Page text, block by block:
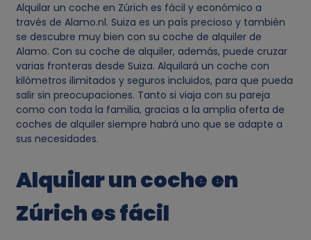
Alquilar un coche en Zúrich es fácil y económico a
través de Alamo.nl. Suiza es un país precioso y también
se descubre muy bien con su coche de alquiler de
Alamo. Con su coche de alquiler, además, puede cruzar
varias fronteras desde Suiza. Alquilará un coche con
kilómetros ilimitados y seguros incluidos, para que pueda
salir sin preocupaciones. Tanto si viaja con su pareja
como con toda la familia, gracias a la amplia oferta de
coches de alquiler siempre habrá uno que se adapte a
sus necesidades.
Alquilar un coche en
Zúrich es fácil